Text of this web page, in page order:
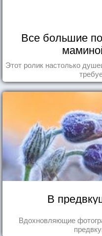
Все большие
Этот ролик настолько
В
Вдохновляющие